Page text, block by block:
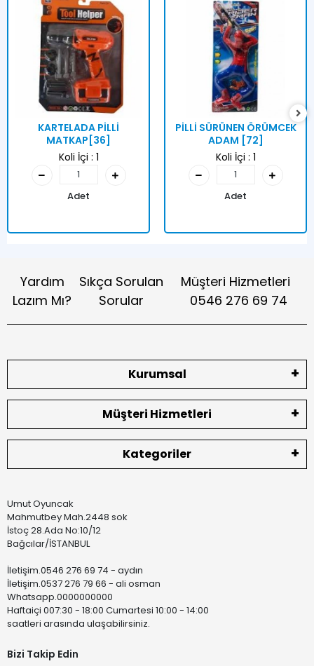
KARTELADA PİLLİ
MATKAP[36]
Koli İçi : 1
Adet
PİLLİ SÜRÜNEN ÖRÜMCEK
ADAM [72]
Koli İçi : 1
Adet
Yardım
Lazım Mı?
Sıkça Sorulan
Sorular
Müşteri Hizmetleri
0546 276 69 74
Kurumsal
Müşteri Hizmetleri
Kategoriler
Umut Oyuncak
Mahmutbey Mah.2448 sok
İstoç 28.Ada No:10/12
Bağcılar/İSTANBUL
İletişim.0546 276 69 74 - aydın
İletişim.0537 276 79 66 - ali osman
Whatsapp.0000000000
Haftaiçi 007:30 - 18:00 Cumartesi 10:00 - 14:00
saatleri arasında ulaşabilirsiniz.
Bizi Takip Edin